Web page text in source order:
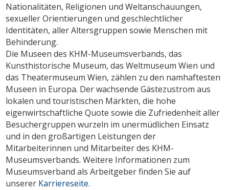
Nationalitäten, Religionen und Weltanschauungen,
sexueller Orientierungen und geschlechtlicher
Identitäten, aller Altersgruppen sowie Menschen mit
Behinderung.
Die Museen des KHM-Museumsverbands, das
Kunsthistorische Museum, das Weltmuseum Wien und
das Theatermuseum Wien, zählen zu den namhaftesten
Museen in Europa. Der wachsende Gästezustrom aus
lokalen und touristischen Märkten, die hohe
eigenwirtschaftliche Quote sowie die Zufriedenheit aller
Besuchergruppen wurzeln im unermüdlichen Einsatz
und in den großartigen Leistungen der
Mitarbeiterinnen und Mitarbeiter des KHM-
Museumsverbands. Weitere Informationen zum
Museumsverband als Arbeitgeber finden Sie auf
unserer Karriereseite.